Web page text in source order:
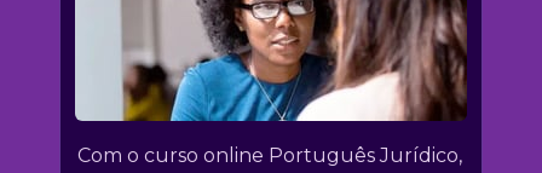
Com o curso online Português Jurídico,